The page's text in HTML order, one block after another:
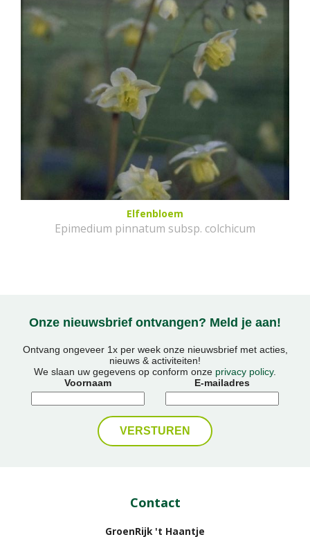
Elfenbloem
Epimedium pinnatum subsp. colchicum
Onze nieuwsbrief ontvangen? Meld je aan!
Ontvang ongeveer 1x per week onze nieuwsbrief met acties,
nieuws & activiteiten!
We slaan uw gegevens op conform onze privacy policy.
Voornaam
E-mailadres
Contact
GroenRijk 't Haantje